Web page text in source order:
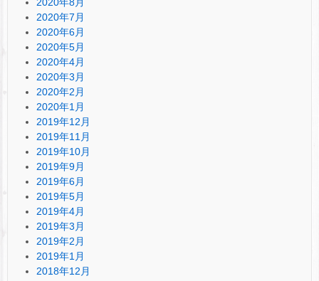
2020年8月
2020年7月
2020年6月
2020年5月
2020年4月
2020年3月
2020年2月
2020年1月
2019年12月
2019年11月
2019年10月
2019年9月
2019年6月
2019年5月
2019年4月
2019年3月
2019年2月
2019年1月
2018年12月